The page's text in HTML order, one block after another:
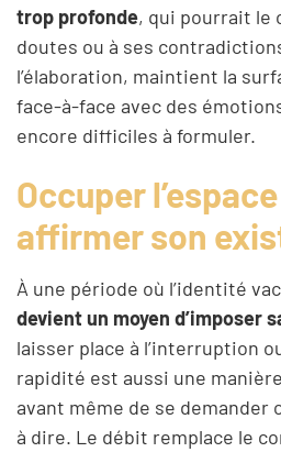
trop profonde, qui pourrait le
doutes ou à ses
l’élaboration, maintient la
face-à-face avec des
encore difficiles à formuler.
Occuper
affirmer son
À une période où l’identité
devient un moyen d’imposer
laisser place à l’interruption
rapidité est aussi une
avant même de se demander
à dire. Le débit remplace le